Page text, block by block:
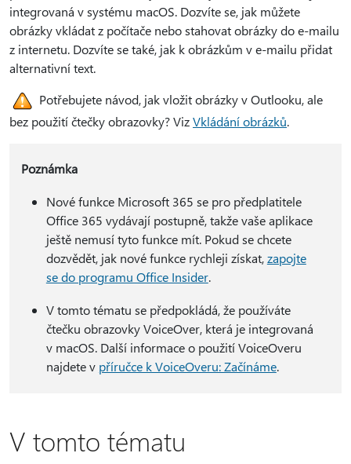
integrovaná v systému macOS. Dozvíte se, jak můžete
obrázky vkládat z počítače nebo stahovat obrázky do e-mailu
z internetu. Dozvíte se také, jak k obrázkům v e-mailu přidat
alternativní text.
Potřebujete návod, jak vložit obrázky v Outlooku, ale
bez použití čtečky obrazovky? VizVkládání obrázků.
Poznámka
Nové funkce Microsoft 365 se pro předplatitele
Office 365 vydávají postupně, takže vaše aplikace
ještě nemusí tyto funkce mít. Pokud se chcete
dozvědět, jak nové funkce rychleji získat,zapojte
se do programu Office Insider.
V tomto tématu se předpokládá, že používáte
čtečku obrazovky VoiceOver, která je integrovaná
v macOS. Další informace o použití VoiceOveru
najdete v příručce k VoiceOveru: Začínáme.
V tomto tématu